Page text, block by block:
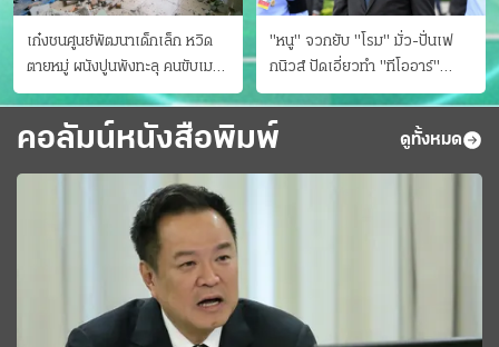
เก๋งชนศูนย์พัฒนาเด็กเล็ก หวิด
ตายหมู่ ผนังปูนพังทะลุ คนขับเมา
ยา
"หนู" จวกยับ "โรม" มั่ว-ปั่นเฟ
กนิวส์ ปัดเอี่ยวทํา "ทีโออาร์"
ต้นทางโกงสอบฉาว
คอลัมน์หนังสือพิมพ์ ดูทั้งหมด